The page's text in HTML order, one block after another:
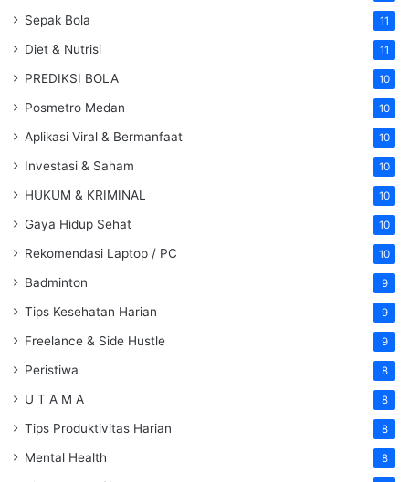
Sepak Bola 11
Diet & Nutrisi 11
PREDIKSI BOLA 10
Posmetro Medan 10
Aplikasi Viral & Bermanfaat 10
Investasi & Saham 10
HUKUM & KRIMINAL 10
Gaya Hidup Sehat 10
Rekomendasi Laptop / PC 10
Badminton 9
Tips Kesehatan Harian 9
Freelance & Side Hustle 9
Peristiwa 8
U T A M A 8
Tips Produktivitas Harian 8
Mental Health 8